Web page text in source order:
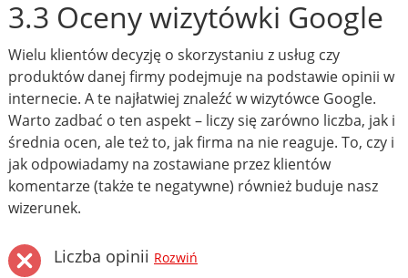
3.3 Oceny wizytówki Google
Wielu klientów decyzję o skorzystaniu z usług czy
produktów danej firmy podejmuje na podstawie opinii w
internecie. A te najłatwiej znaleźć w wizytówce Google.
Warto zadbać o ten aspekt – liczy się zarówno liczba, jak i
średnia ocen, ale też to, jak firma na nie reaguje. To, czy i
jak odpowiadamy na zostawiane przez klientów
komentarze (także te negatywne) również buduje nasz
wizerunek.
Liczba opinii Rozwiń